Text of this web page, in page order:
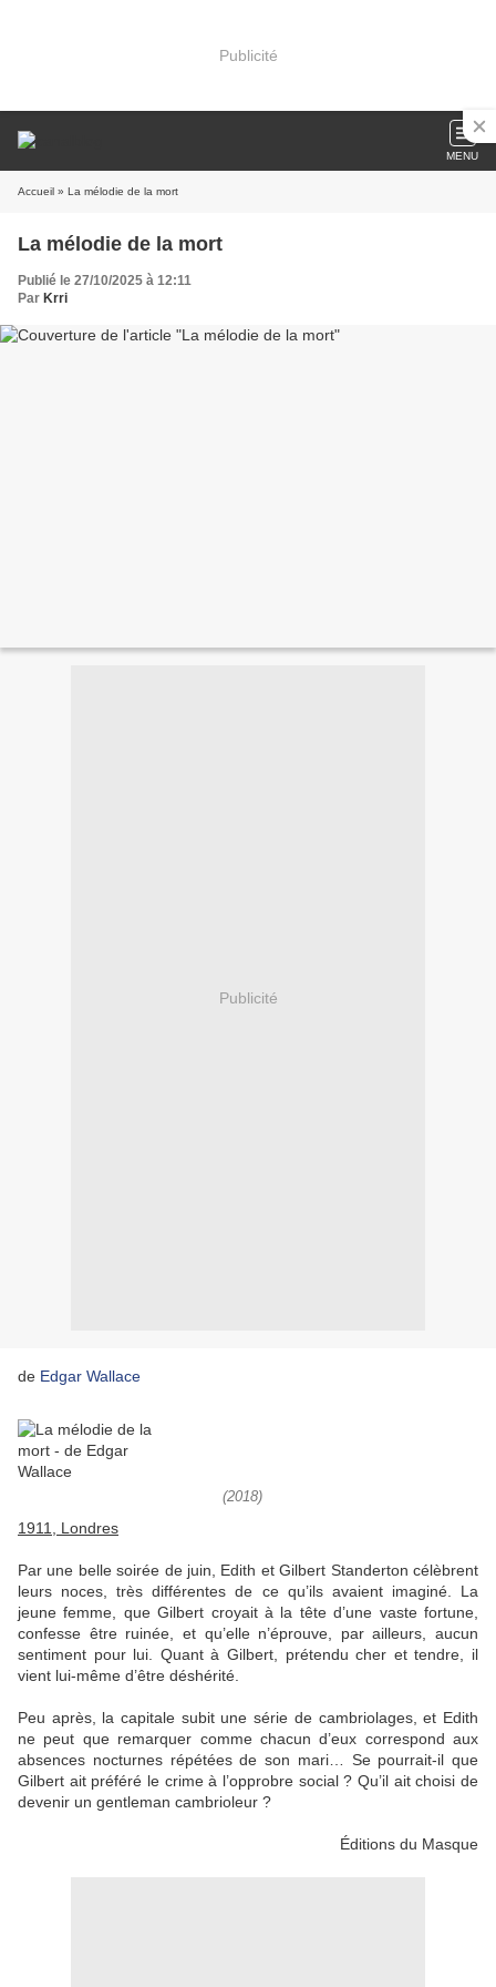
Publicité
MENU
Accueil » La mélodie de la mort
La mélodie de la mort
Publié le 27/10/2025 à 12:11
Par Krri
Publicité
de Edgar Wallace
(2018)
1911, Londres
Par une belle soirée de juin, Edith et Gilbert Standerton célèbrent
leurs noces, très différentes de ce qu’ils avaient imaginé. La
jeune femme, que Gilbert croyait à la tête d’une vaste fortune,
confesse être ruinée, et qu’elle n’éprouve, par ailleurs, aucun
sentiment pour lui. Quant à Gilbert, prétendu cher et tendre, il
vient lui-même d’être déshérité.
Peu après, la capitale subit une série de cambriolages, et Edith
ne peut que remarquer comme chacun d’eux correspond aux
absences nocturnes répétées de son mari… Se pourrait-il que
Gilbert ait préféré le crime à l’opprobre social ? Qu’il ait choisi de
devenir un gentleman cambrioleur ?
Éditions du Masque